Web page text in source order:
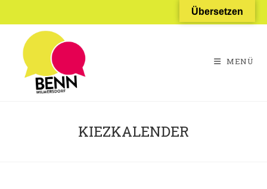
Inhalt
springen
MENÜ
KIEZKALENDER
Übersetzen